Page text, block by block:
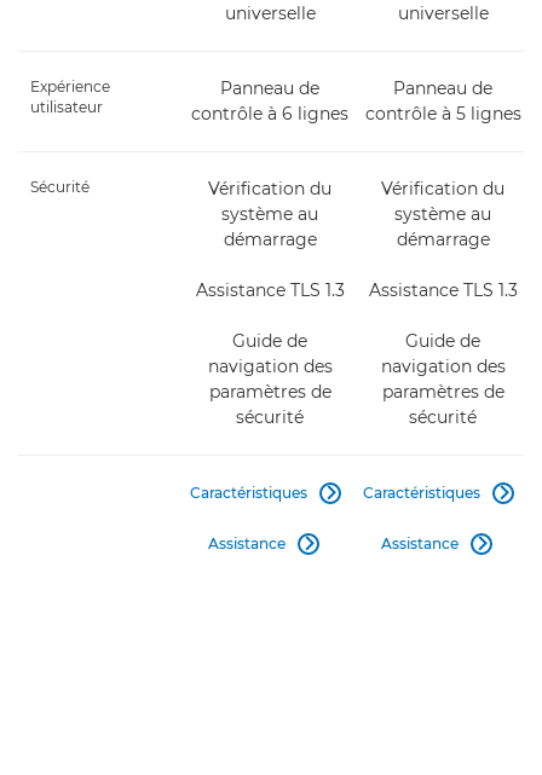
universelle universelle
Expérience
utilisateur
Panneau de
contrôle à 6 lignes
Panneau de
contrôle à 5 lignes
Sécurité
Vérification du
système au
démarrage
Assistance TLS 1.3
Guide de
navigation des
paramètres de
sécurité
Vérification du
système au
démarrage
Assistance TLS 1.3
Guide de
navigation des
paramètres de
sécurité
Caractéristiques 
Assistance 
Caractéristiques 
Assistance 